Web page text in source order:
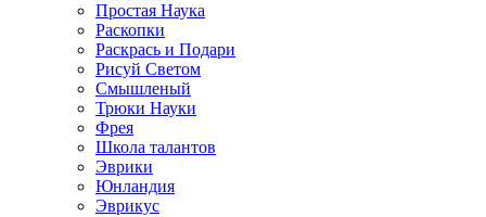
Простая Наука
Раскопки
Раскрась и Подари
Рисуй Светом
Смышленый
Трюки Науки
Фрея
Школа талантов
Эврики
Юнландия
Эврикус